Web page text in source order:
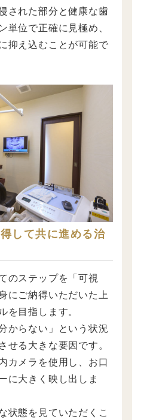
された部分と健康な歯
単位で正確に見極め、
抑え込むことが可能で
して共に進める治
のステップを「可視
にご納得いただいた上
を目指します。
からない」という状況
せる大きな要因です。
カメラを使用し、お口
に大きく映し出しま
状態を見ていただくこ